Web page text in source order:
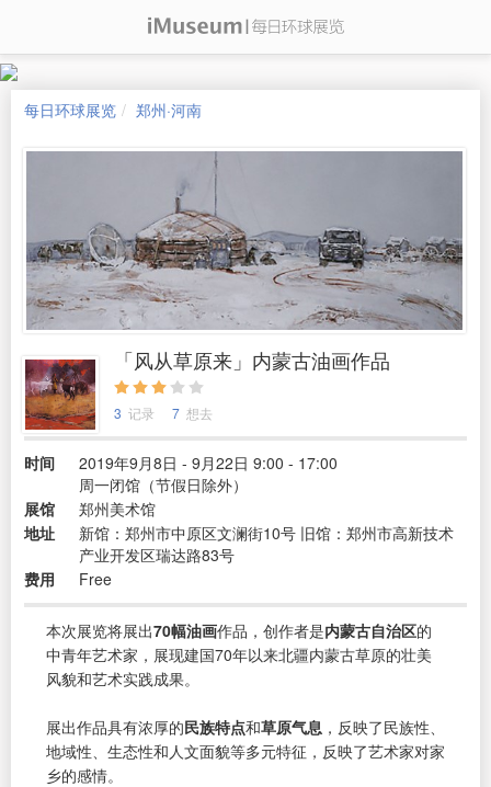
每日环球展览 郑州·河南
「风从草原来」内蒙古油画作品
3 记录 7 想去
时间
2019年9月8日 - 9月22日 9:00 - 17:00
周一闭馆（节假日除外）
展馆
郑州美术馆
地址
新馆：郑州市中原区文澜街10号 旧馆：郑州市高新技术
产业开发区瑞达路83号
费用
Free
本次展览将展出70幅油画作品，创作者是内蒙古自治区的
中青年艺术家，展现建国70年以来北疆内蒙古草原的壮美
风貌和艺术实践成果。
展出作品具有浓厚的民族特点和草原气息 ，反映了民族性、
地域性、生态性和人文面貌等多元特征，反映了艺术家对家
乡的感情。